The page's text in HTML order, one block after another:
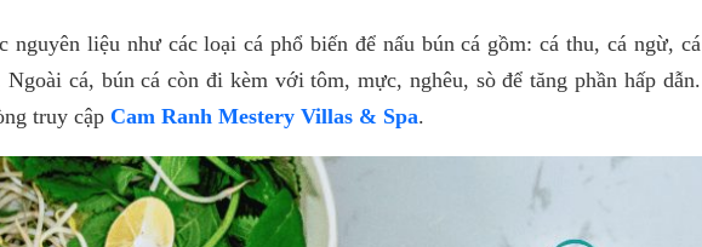
nguyên liệu như các loại cá phổ biến để nấu bún cá gồm: cá thu, cá ngừ, cá
cá, bún cá còn đi kèm với tôm, mực, nghêu, sò để tăng phần hấp dẫn.
truy cập Cam Ranh Mestery Villas & Spa.